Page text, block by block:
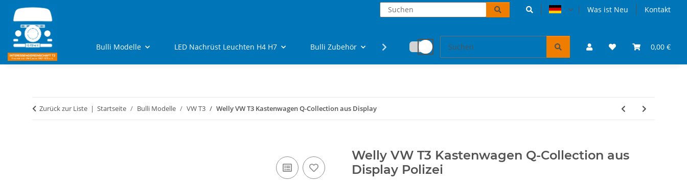
Was ist Neu Kontakt
0,00 €
Bulli Modelle LED Nachrüst Leuchten H4 H7 Bulli Zubehör Fanartikel Accessoires und Geschenke VW Bulli Puzzles & Bücher
Zurück zur Liste Startseite Bulli Modelle VW T3 Welly VW T3 Kastenwagen Q-Collection aus Display
Welly VW T3 Kastenwagen Q-Collection aus
Display Polizei